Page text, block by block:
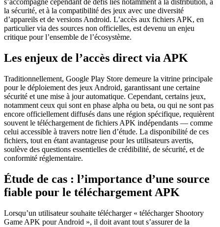
s’accompagne cependant de défis liés notamment à la distribution, à
la sécurité, et à la compatibilité des jeux avec une diversité
d’appareils et de versions Android. L’accès aux fichiers APK, en
particulier via des sources non officielles, est devenu un enjeu
critique pour l’ensemble de l’écosystème.
Les enjeux de l’accès direct via APK
Traditionnellement, Google Play Store demeure la vitrine principale
pour le déploiement des jeux Android, garantissant une certaine
sécurité et une mise à jour automatique. Cependant, certains jeux,
notamment ceux qui sont en phase alpha ou beta, ou qui ne sont pas
encore officiellement diffusés dans une région spécifique, requièrent
souvent le téléchargement de fichiers APK indépendants — comme
celui accessible à travers notre lien d’étude. La disponibilité de ces
fichiers, tout en étant avantageuse pour les utilisateurs avertis,
soulève des questions essentielles de crédibilité, de sécurité, et de
conformité réglementaire.
Étude de cas : l’importance d’une source
fiable pour le téléchargement APK
Lorsqu’un utilisateur souhaite télécharger « télécharger Shootory
Game APK pour Android », il doit avant tout s’assurer de la